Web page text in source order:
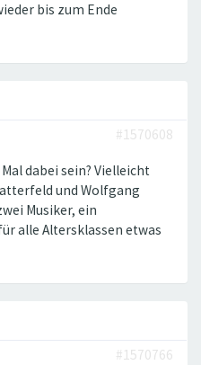
bis zum Ende
#1570608
dabei sein? Vielleicht
und Wolfgang
Musiker, ein
alle Altersklassen etwas
#1570766